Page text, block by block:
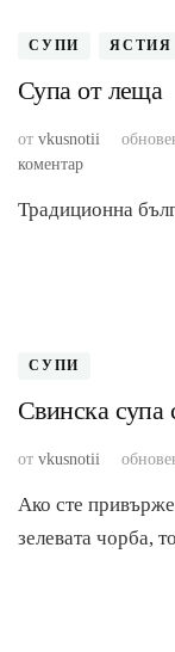
СУПИ ЯСТИЯ
Супа от леща
от vkusnotii
коментаркъм
от
Традиционна
СУПИ
Свинска супа
от vkusnotii
Ако сте
зелевата чорба,